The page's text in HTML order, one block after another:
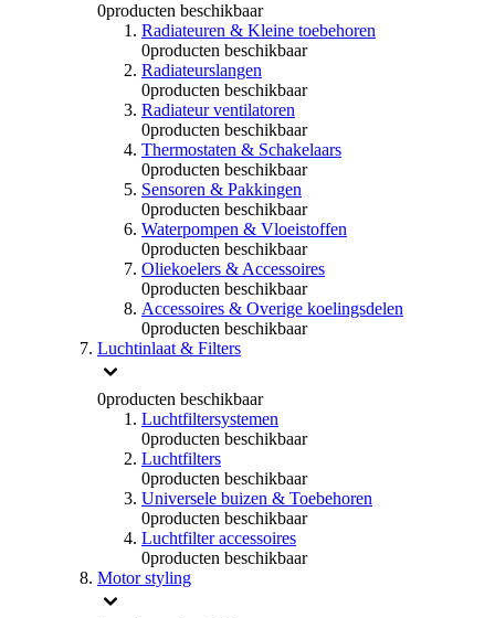
0producten beschikbaar
Radiateuren & Kleine toebehoren
0producten beschikbaar
Radiateurslangen
0producten beschikbaar
Radiateur ventilatoren
0producten beschikbaar
Thermostaten & Schakelaars
0producten beschikbaar
Sensoren & Pakkingen
0producten beschikbaar
Waterpompen & Vloeistoffen
0producten beschikbaar
Oliekoelers & Accessoires
0producten beschikbaar
Accessoires & Overige koelingsdelen
0producten beschikbaar
Luchtinlaat & Filters
0producten beschikbaar
Luchtfiltersystemen
0producten beschikbaar
Luchtfilters
0producten beschikbaar
Universele buizen & Toebehoren
0producten beschikbaar
Luchtfilter accessoires
0producten beschikbaar
Motor styling